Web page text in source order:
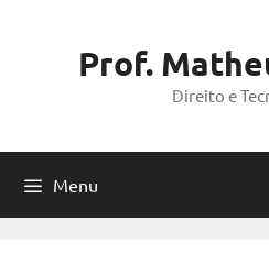
Prof.
Direito e
Menu